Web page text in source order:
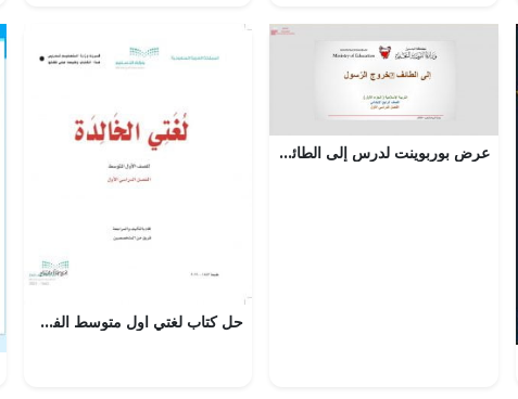
عرض بوربوينت لدرس إلى الطائف خروج الرّسول
حل كتاب لغتي اول متوسط الفصل الاول – المنهاج السعودي